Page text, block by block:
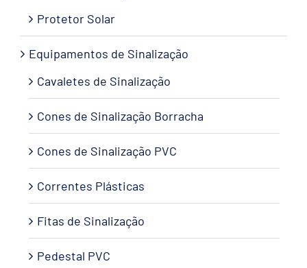
Protetor Solar
Equipamentos de Sinalização
Cavaletes de Sinalização
Cones de Sinalização Borracha
Cones de Sinalização PVC
Correntes Plásticas
Fitas de Sinalização
Pedestal PVC